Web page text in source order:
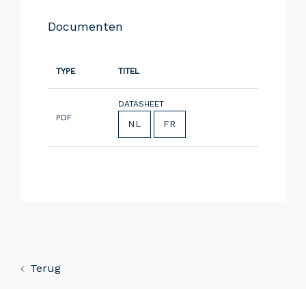
Documenten
TYPE TITEL
PDF
DATASHEET
NL FR
Terug